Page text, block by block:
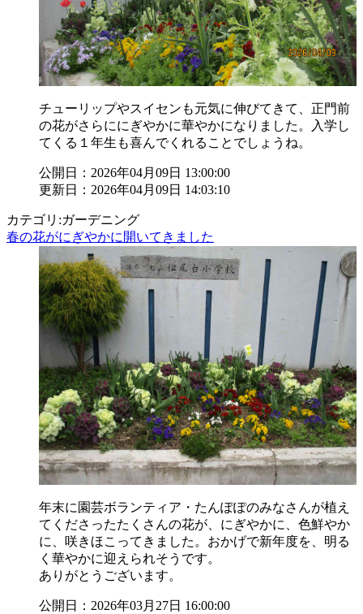
チューリップやスイセンも元気に伸びてきて、正門前
の花がさらににぎやかに華やかになりました。入学し
てくる１年生も喜んでくれることでしょうね。
公開日：2026年04月09日 13:00:00
更新日：2026年04月09日 14:03:10
カテゴリ:ガーデニング
春の花がにぎやかに開いてきました
年末に園芸ボランティア・たんぽぽのみなさんが植え
てくださったたくさんの花が、にぎやかに、色鮮やか
に、咲きほこってきました。おかげで新年度を、明る
く華やかに迎えられそうです。
ありがとうございます。
公開日：2026年03月27日 16:00:00